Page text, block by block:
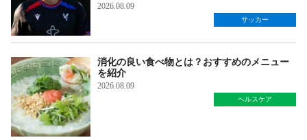
2026.08.09
サッカー
消化の良い食べ物とは？おすすめのメニュー
を紹介
2026.08.09
ヘルスケア